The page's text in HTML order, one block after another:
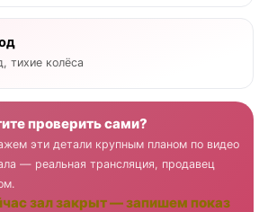
тихие колёса
проверить сами?
эти детали крупным планом по видео
— реальная трансляция, продавец
зал закрыт — запишем показ